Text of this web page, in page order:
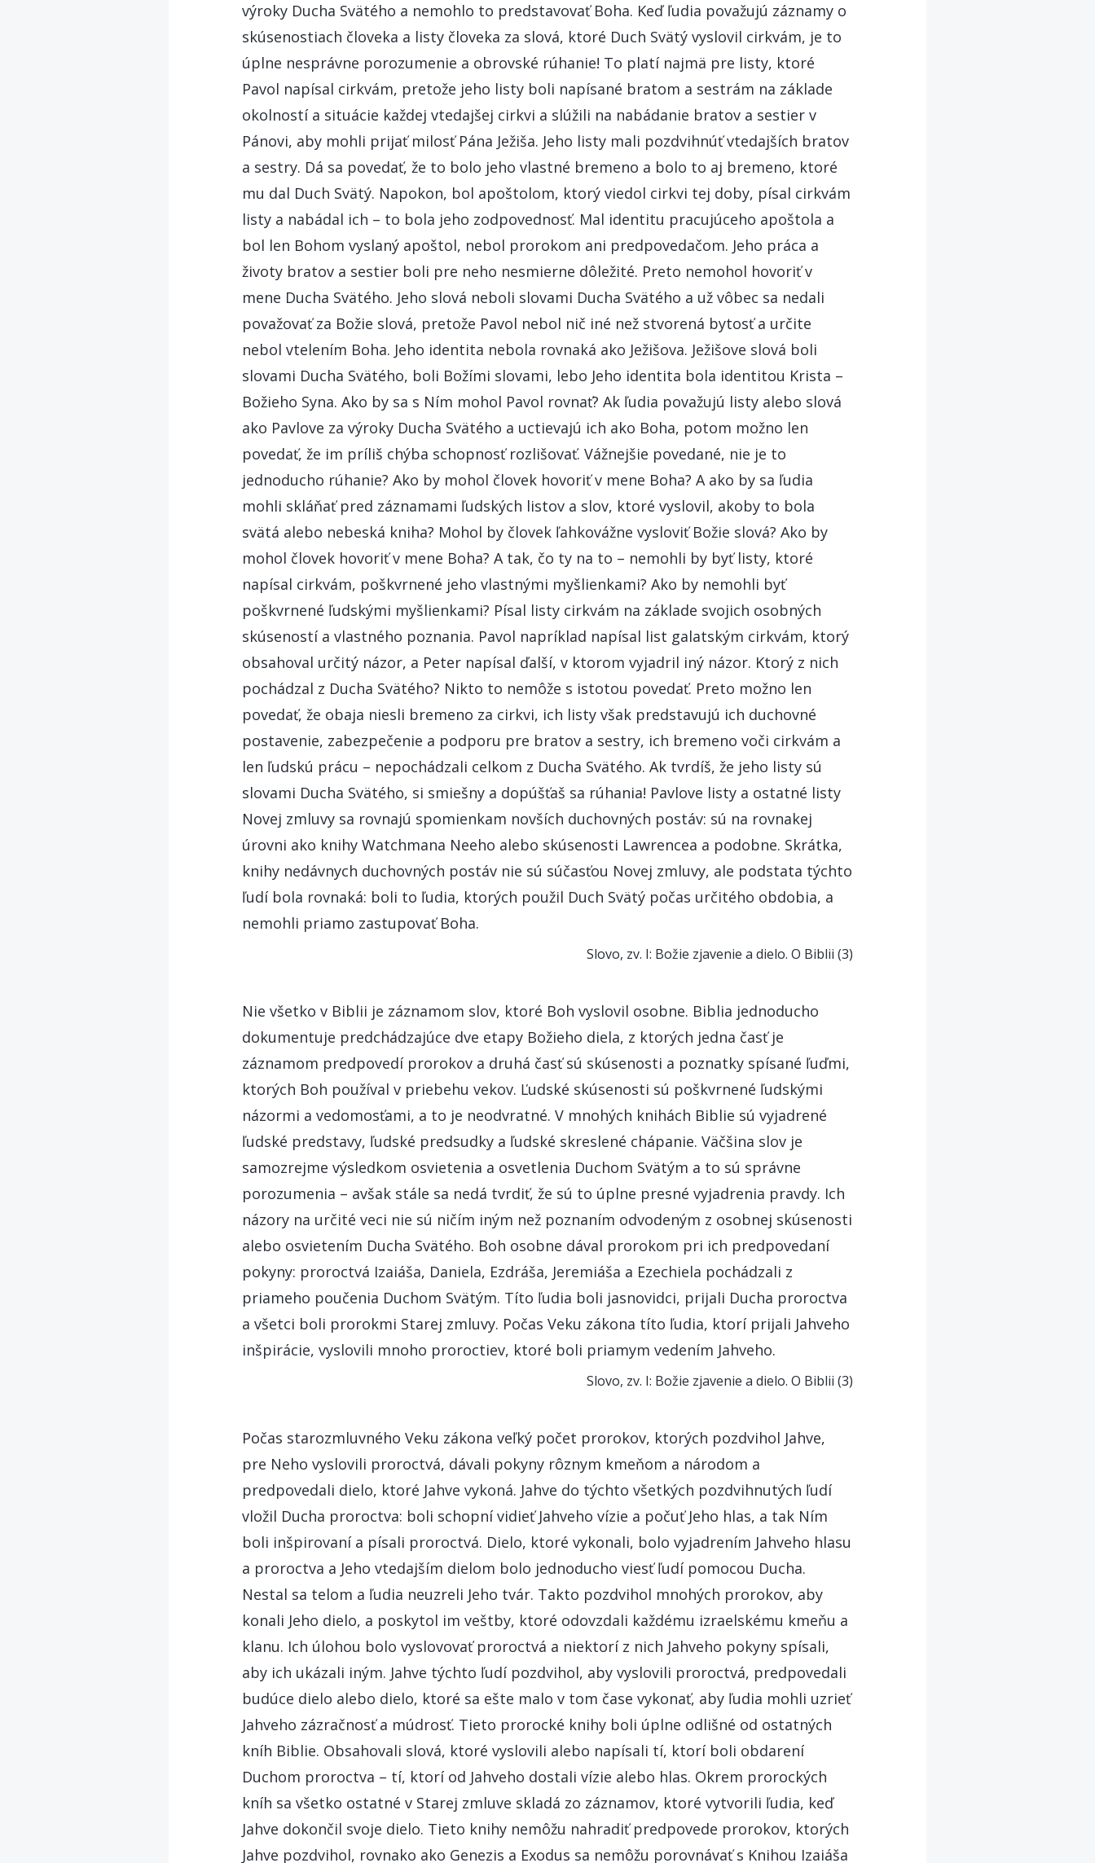
výroky Ducha Svätého a nemohlo to predstavovať Boha. Keď ľudia považujú záznamy o
skúsenostiach človeka a listy človeka za slová, ktoré Duch Svätý vyslovil cirkvám, je to
úplne nesprávne porozumenie a obrovské rúhanie! To platí najmä pre listy, ktoré
Pavol napísal cirkvám, pretože jeho listy boli napísané bratom a sestrám na základe
okolností a situácie každej vtedajšej cirkvi a slúžili na nabádanie bratov a sestier v
Pánovi, aby mohli prijať milosť Pána Ježiša. Jeho listy mali pozdvihnúť vtedajších bratov
a sestry. Dá sa povedať, že to bolo jeho vlastné bremeno a bolo to aj bremeno, ktoré
mu dal Duch Svätý. Napokon, bol apoštolom, ktorý viedol cirkvi tej doby, písal cirkvám
listy a nabádal ich – to bola jeho zodpovednosť. Mal identitu pracujúceho apoštola a
bol len Bohom vyslaný apoštol, nebol prorokom ani predpovedačom. Jeho práca a
životy bratov a sestier boli pre neho nesmierne dôležité. Preto nemohol hovoriť v
mene Ducha Svätého. Jeho slová neboli slovami Ducha Svätého a už vôbec sa nedali
považovať za Božie slová, pretože Pavol nebol nič iné než stvorená bytosť a určite
nebol vtelením Boha. Jeho identita nebola rovnaká ako Ježišova. Ježišove slová boli
slovami Ducha Svätého, boli Božími slovami, lebo Jeho identita bola identitou Krista –
Božieho Syna. Ako by sa s Ním mohol Pavol rovnať? Ak ľudia považujú listy alebo slová
ako Pavlove za výroky Ducha Svätého a uctievajú ich ako Boha, potom možno len
povedať, že im príliš chýba schopnosť rozlišovať. Vážnejšie povedané, nie je to
jednoducho rúhanie? Ako by mohol človek hovoriť v mene Boha? A ako by sa ľudia
mohli skláňať pred záznamami ľudských listov a slov, ktoré vyslovil, akoby to bola
svätá alebo nebeská kniha? Mohol by človek ľahkovážne vysloviť Božie slová? Ako by
mohol človek hovoriť v mene Boha? A tak, čo ty na to – nemohli by byť listy, ktoré
napísal cirkvám, poškvrnené jeho vlastnými myšlienkami? Ako by nemohli byť
poškvrnené ľudskými myšlienkami? Písal listy cirkvám na základe svojich osobných
skúseností a vlastného poznania. Pavol napríklad napísal list galatským cirkvám, ktorý
obsahoval určitý názor, a Peter napísal ďalší, v ktorom vyjadril iný názor. Ktorý z nich
pochádzal z Ducha Svätého? Nikto to nemôže s istotou povedať. Preto možno len
povedať, že obaja niesli bremeno za cirkvi, ich listy však predstavujú ich duchovné
postavenie, zabezpečenie a podporu pre bratov a sestry, ich bremeno voči cirkvám a
len ľudskú prácu – nepochádzali celkom z Ducha Svätého. Ak tvrdíš, že jeho listy sú
slovami Ducha Svätého, si smiešny a dopúšťaš sa rúhania! Pavlove listy a ostatné listy
Novej zmluvy sa rovnajú spomienkam novších duchovných postáv: sú na rovnakej
úrovni ako knihy Watchmana Neeho alebo skúsenosti Lawrencea a podobne. Skrátka,
knihy nedávnych duchovných postáv nie sú súčasťou Novej zmluvy, ale podstata týchto
ľudí bola rovnaká: boli to ľudia, ktorých použil Duch Svätý počas určitého obdobia, a
nemohli priamo zastupovať Boha.
Slovo, zv. I: Božie zjavenie a dielo. O Biblii (3)
Nie všetko v Biblii je záznamom slov, ktoré Boh vyslovil osobne. Biblia jednoducho
dokumentuje predchádzajúce dve etapy Božieho diela, z ktorých jedna časť je
záznamom predpovedí prorokov a druhá časť sú skúsenosti a poznatky spísané ľuďmi,
ktorých Boh používal v priebehu vekov. Ľudské skúsenosti sú poškvrnené ľudskými
názormi a vedomosťami, a to je neodvratné. V mnohých knihách Biblie sú vyjadrené
ľudské predstavy, ľudské predsudky a ľudské skreslené chápanie. Väčšina slov je
samozrejme výsledkom osvietenia a osvetlenia Duchom Svätým a to sú správne
porozumenia – avšak stále sa nedá tvrdiť, že sú to úplne presné vyjadrenia pravdy. Ich
názory na určité veci nie sú ničím iným než poznaním odvodeným z osobnej skúsenosti
alebo osvietením Ducha Svätého. Boh osobne dával prorokom pri ich predpovedaní
pokyny: proroctvá Izaiáša, Daniela, Ezdráša, Jeremiáša a Ezechiela pochádzali z
priameho poučenia Duchom Svätým. Títo ľudia boli jasnovidci, prijali Ducha proroctva
a všetci boli prorokmi Starej zmluvy. Počas Veku zákona títo ľudia, ktorí prijali Jahveho
inšpirácie, vyslovili mnoho proroctiev, ktoré boli priamym vedením Jahveho.
Slovo, zv. I: Božie zjavenie a dielo. O Biblii (3)
Počas starozmluvného Veku zákona veľký počet prorokov, ktorých pozdvihol Jahve,
pre Neho vyslovili proroctvá, dávali pokyny rôznym kmeňom a národom a
predpovedali dielo, ktoré Jahve vykoná. Jahve do týchto všetkých pozdvihnutých ľudí
vložil Ducha proroctva: boli schopní vidieť Jahveho vízie a počuť Jeho hlas, a tak Ním
boli inšpirovaní a písali proroctvá. Dielo, ktoré vykonali, bolo vyjadrením Jahveho hlasu
a proroctva a Jeho vtedajším dielom bolo jednoducho viesť ľudí pomocou Ducha.
Nestal sa telom a ľudia neuzreli Jeho tvár. Takto pozdvihol mnohých prorokov, aby
konali Jeho dielo, a poskytol im veštby, ktoré odovzdali každému izraelskému kmeňu a
klanu. Ich úlohou bolo vyslovovať proroctvá a niektorí z nich Jahveho pokyny spísali,
aby ich ukázali iným. Jahve týchto ľudí pozdvihol, aby vyslovili proroctvá, predpovedali
budúce dielo alebo dielo, ktoré sa ešte malo v tom čase vykonať, aby ľudia mohli uzrieť
Jahveho zázračnosť a múdrosť. Tieto prorocké knihy boli úplne odlišné od ostatných
kníh Biblie. Obsahovali slová, ktoré vyslovili alebo napísali tí, ktorí boli obdarení
Duchom proroctva – tí, ktorí od Jahveho dostali vízie alebo hlas. Okrem prorockých
kníh sa všetko ostatné v Starej zmluve skladá zo záznamov, ktoré vytvorili ľudia, keď
Jahve dokončil svoje dielo. Tieto knihy nemôžu nahradiť predpovede prorokov, ktorých
Jahve pozdvihol, rovnako ako Genezis a Exodus sa nemôžu porovnávať s Knihou Izaiáša